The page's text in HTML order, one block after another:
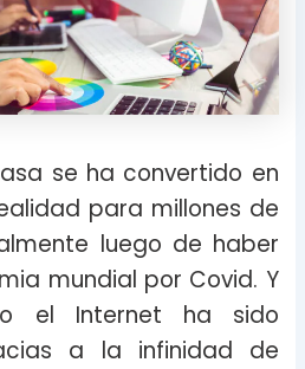
se ha convertido en
para millones de
luego de haber
mundial por Covid. Y
el Internet ha sido
a la infinidad de